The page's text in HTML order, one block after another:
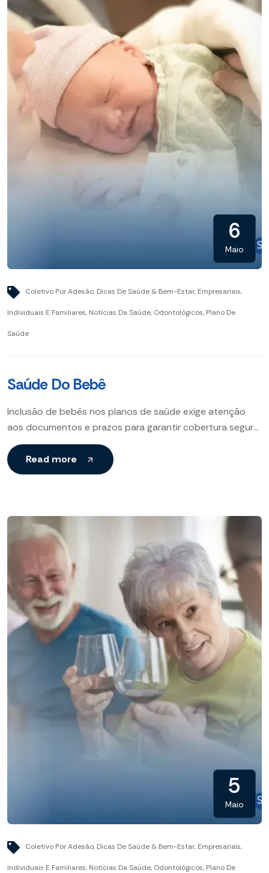
6
Maio
Coletivo Por Adesão, Dicas De Saúde & Bem-Estar, Empresariais,
Individuais E Familiares, Notícias Da Saúde, Odontológicos, Plano De
Saúde
Saúde Do Bebê
Inclusão de bebês nos planos de saúde exige atenção
aos documentos e prazos para garantir cobertura segura
e rápida para seu filho.
Read more
5
Maio
Coletivo Por Adesão, Dicas De Saúde & Bem-Estar, Empresariais,
Individuais E Familiares, Notícias Da Saúde, Odontológicos, Plano De